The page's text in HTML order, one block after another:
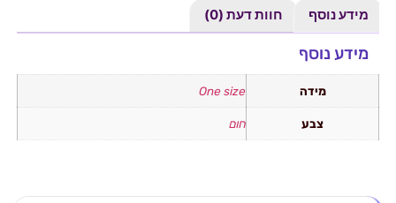
מידע נוסף חוות דעת (0)
מידע נוסף
מידה One size
צבע חום